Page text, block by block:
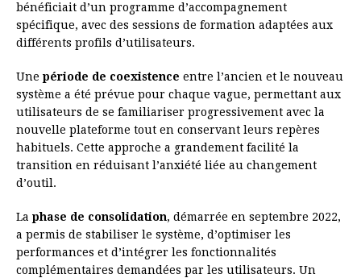
bénéficiait d’un programme d’accompagnement
spécifique, avec des sessions de formation adaptées aux
différents profils d’utilisateurs.
Une période de coexistence entre l’ancien et le nouveau
système a été prévue pour chaque vague, permettant aux
utilisateurs de se familiariser progressivement avec la
nouvelle plateforme tout en conservant leurs repères
habituels. Cette approche a grandement facilité la
transition en réduisant l’anxiété liée au changement
d’outil.
La phase de consolidation, démarrée en septembre 2022,
a permis de stabiliser le système, d’optimiser les
performances et d’intégrer les fonctionnalités
complémentaires demandées par les utilisateurs. Un